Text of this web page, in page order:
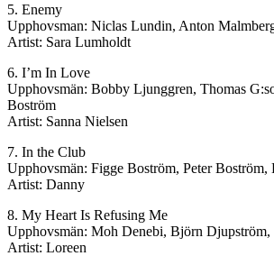
5. Enemy
Upphovsman: Niclas Lundin, Anton
Artist: Sara Lumholdt
6. I’m In Love
Upphovsmän: Bobby Ljunggren, Thomas
Boström
Artist: Sanna Nielsen
7. In the Club
Upphovsmän: Figge Boström, Peter Boström,
Artist: Danny
8. My Heart Is Refusing Me
Upphovsmän: Moh Denebi, Björn Djupström,
Artist: Loreen